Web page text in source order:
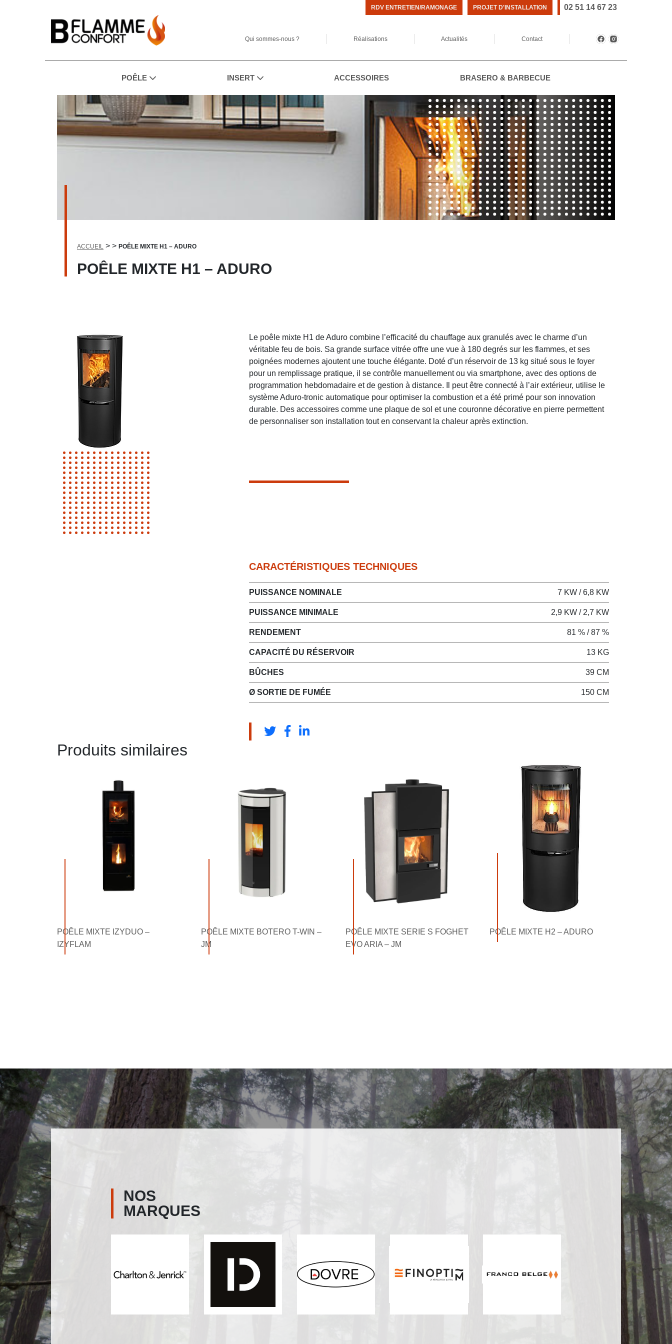
RDV ENTRETIEN/RAMONAGE PROJET D'INSTALLATION 02 51 14 67 23
Qui sommes-nous ? Réalisations Actualités Contact
POÊLE INSERT ACCESSOIRES BRASERO & BARBECUE
ACCUEIL > > POÊLE MIXTE H1 – ADURO
POÊLE MIXTE H1 – ADURO
Le poêle mixte H1 de Aduro combine l’efficacité du chauffage aux granulés avec le charme d’un
véritable feu de bois. Sa grande surface vitrée offre une vue à 180 degrés sur les flammes, et ses
poignées modernes ajoutent une touche élégante. Doté d’un réservoir de 13 kg situé sous le foyer
pour un remplissage pratique, il se contrôle manuellement ou via smartphone, avec des options de
programmation hebdomadaire et de gestion à distance. Il peut être connecté à l’air extérieur, utilise le
système Aduro-tronic automatique pour optimiser la combustion et a été primé pour son innovation
durable. Des accessoires comme une plaque de sol et une couronne décorative en pierre permettent
de personnaliser son installation tout en conservant la chaleur après extinction.
CARACTÉRISTIQUES TECHNIQUES
PUISSANCE NOMINALE 7 KW / 6,8 KW
PUISSANCE MINIMALE 2,9 KW / 2,7 KW
RENDEMENT 81 % / 87 %
CAPACITÉ DU RÉSERVOIR 13 KG
BÛCHES 39 CM
Ø SORTIE DE FUMÉE 150 CM
Produits similaires
POÊLE MIXTE IZYDUO –
IZYFLAM
POÊLE MIXTE BOTERO T-WIN –
JM
POÊLE MIXTE SERIE S FOGHET
EVO ARIA – JM
POÊLE MIXTE H2 – ADURO
NOS
MARQUES